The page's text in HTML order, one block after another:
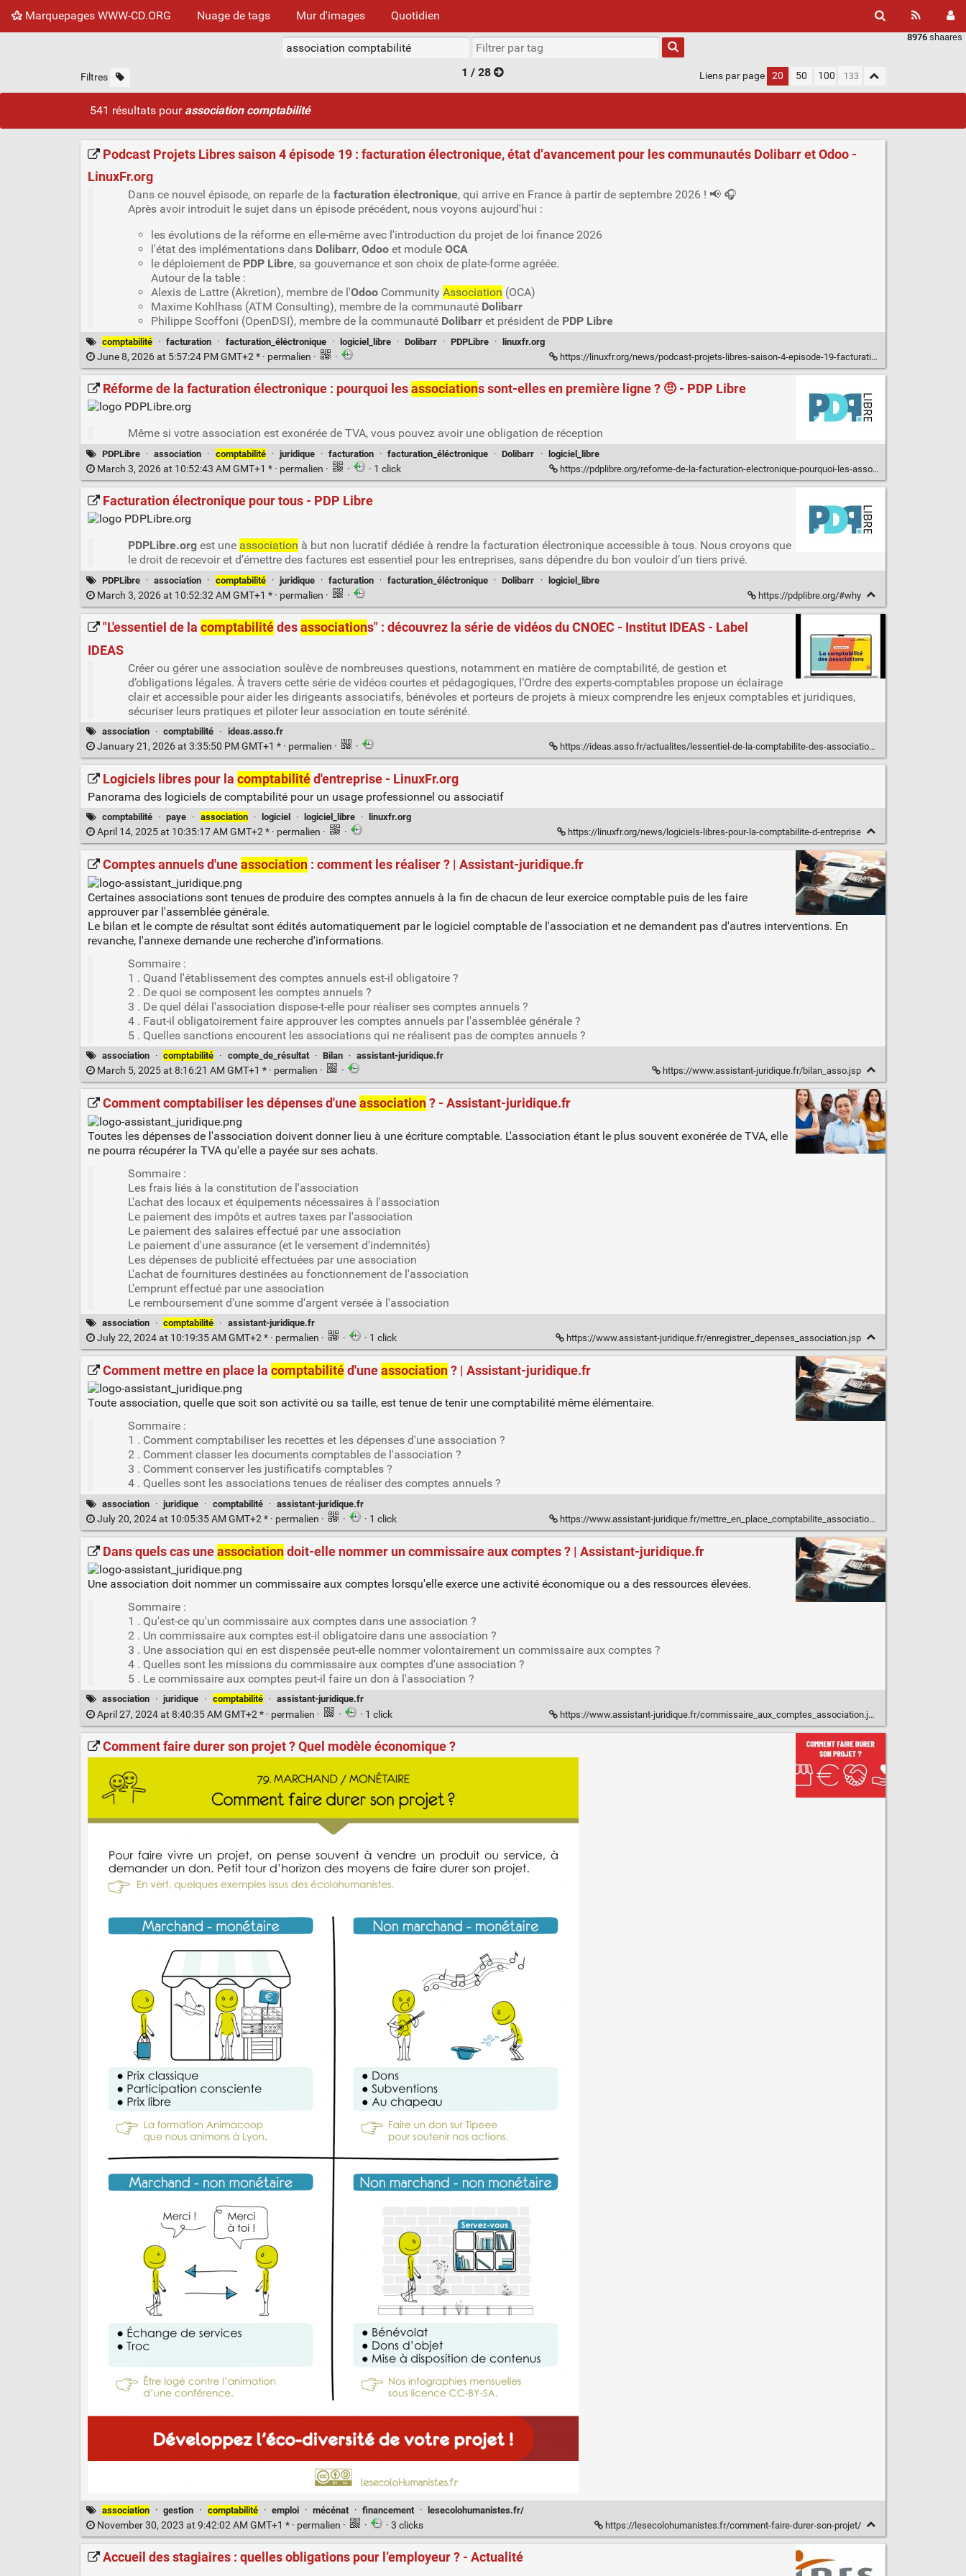
Marquepages WWW-CD.ORG Nuage de tags Mur d'images Quotidien
8976 shaares
Filtres 1 / 28 Liens par page 20 50 100
541 résultats pour association comptabilité
Podcast Projets Libres saison 4 épisode 19 : facturation électronique, état d’avancement pour les communautés Dolibarr et Odoo -
LinuxFr.org
Dans ce nouvel épisode, on reparle de la facturation électronique, qui arrive en France à partir de septembre 2026 ! 📢 🎧
Après avoir introduit le sujet dans un épisode précédent, nous voyons aujourd'hui :
les évolutions de la réforme en elle-même avec l'introduction du projet de loi finance 2026
l'état des implémentations dans Dolibarr, Odooet module OCA
le déploiement de PDP Libre, sa gouvernance et son choix de plate-forme agréée.
Autour de la table :
Alexis de Lattre (Akretion), membre de l'OdooCommunity Association (OCA)
Maxime Kohlhass (ATM Consulting), membre de la communauté Dolibarr
Philippe Scoffoni (OpenDSI), membre de la communauté Dolibarret président de PDP Libre
comptabilité · facturation · facturation_éléctronique · logiciel_libre · Dolibarr · PDPLibre · linuxfr.org
June 8, 2026 at 5:57:24 PM GMT+2 * · permalien · · https://linuxfr.org/news/podcast-projets-libres-saison-4-episode-19-facturation-electronique-etat-d-avancement-pour-les-communautes-dolibarr-et-odoo
Réforme de la facturation électronique : pourquoi lesassociations sont-elles en première ligne ? 🤨 - PDP Libre
Même si votre association est exonérée de TVA, vous pouvez avoir une obligation de réception
PDPLibre · association · comptabilité · juridique · facturation · facturation_éléctronique · Dolibarr · logiciel_libre
March 3, 2026 at 10:52:43 AM GMT+1 * · permalien · · · 1 click https://pdplibre.org/reforme-de-la-facturation-electronique-pourquoi-les-associations-sont-elles-en-premiere-ligne-%f0%9f%a4%a8/
Facturation électronique pour tous - PDP Libre
PDPLibre.orgest une association à but non lucratif dédiée à rendre la facturation électronique accessible à tous. Nous croyons que
le droit de recevoir et d’émettre des factures est essentiel pour les entreprises, sans dépendre du bon vouloir d’un tiers privé.
PDPLibre · association · comptabilité · juridique · facturation · facturation_éléctronique · Dolibarr · logiciel_libre
March 3, 2026 at 10:52:32 AM GMT+1 * · permalien · · https://pdplibre.org/#why
"L'essentiel de la comptabilitédesassociations" : découvrez la série de vidéos du CNOEC - Institut IDEAS - Label
IDEAS
Créer ou gérer une association soulève de nombreuses questions, notamment en matière de comptabilité, de gestion et
d’obligations légales. À travers cette série de vidéos courtes et pédagogiques, l’Ordre des experts-comptables propose un éclairage
clair et accessible pour aider les dirigeants associatifs, bénévoles et porteurs de projets à mieux comprendre les enjeux comptables et juridiques,
sécuriser leurs pratiques et piloter leur association en toute sérénité.
association · comptabilité · ideas.asso.fr
January 21, 2026 at 3:35:50 PM GMT+1 * · permalien · · https://ideas.asso.fr/actualites/lessentiel-de-la-comptabilite-des-associations-decouvrez-la-serie-de-videos-du-cnoec/
Logiciels libres pour la comptabilitéd'entreprise - LinuxFr.org
Panorama des logiciels de comptabilité pour un usage professionnel ou associatif
comptabilité · paye · association · logiciel · logiciel_libre · linuxfr.org
April 14, 2025 at 10:35:17 AM GMT+2 * · permalien · · https://linuxfr.org/news/logiciels-libres-pour-la-comptabilite-d-entreprise
Comptes annuels d'uneassociation: comment les réaliser ? | Assistant-juridique.fr
Certaines associations sont tenues de produire des comptes annuels à la fin de chacun de leur exercice comptable puis de les faire
approuver par l'assemblée générale.
Le bilan et le compte de résultat sont édités automatiquement par le logiciel comptable de l'association et ne demandent pas d'autres interventions. En
revanche, l'annexe demande une recherche d'informations.
Sommaire :
1 . Quand l'établissement des comptes annuels est-il obligatoire ?
2 . De quoi se composent les comptes annuels ?
3 . De quel délai l'association dispose-t-elle pour réaliser ses comptes annuels ?
4 . Faut-il obligatoirement faire approuver les comptes annuels par l'assemblée générale ?
5 . Quelles sanctions encourent les associations qui ne réalisent pas de comptes annuels ?
association · comptabilité · compte_de_résultat · Bilan · assistant-juridique.fr
March 5, 2025 at 8:16:21 AM GMT+1 * · permalien · · https://www.assistant-juridique.fr/bilan_asso.jsp
Comment comptabiliser les dépenses d'uneassociation? - Assistant-juridique.fr
Toutes les dépenses de l'association doivent donner lieu à une écriture comptable. L'association étant le plus souvent exonérée de TVA, elle
ne pourra récupérer la TVA qu'elle a payée sur ses achats.
Sommaire :
Les frais liés à la constitution de l'association
L'achat des locaux et équipements nécessaires à l'association
Le paiement des impôts et autres taxes par l'association
Le paiement des salaires effectué par une association
Le paiement d'une assurance (et le versement d'indemnités)
Les dépenses de publicité effectuées par une association
L'achat de fournitures destinées au fonctionnement de l'association
L'emprunt effectué par une association
Le remboursement d'une somme d'argent versée à l'association
association · comptabilité · assistant-juridique.fr
July 22, 2024 at 10:19:35 AM GMT+2 * · permalien · · · 1 click https://www.assistant-juridique.fr/enregistrer_depenses_association.jsp
Comment mettre en place la comptabilitéd'uneassociation? | Assistant-juridique.fr
Toute association, quelle que soit son activité ou sa taille, est tenue de tenir une comptabilité même élémentaire.
Sommaire :
1 . Comment comptabiliser les recettes et les dépenses d'une association ?
2 . Comment classer les documents comptables de l'association ?
3 . Comment conserver les justificatifs comptables ?
4 . Quelles sont les associations tenues de réaliser des comptes annuels ?
association · juridique · comptabilité · assistant-juridique.fr
July 20, 2024 at 10:05:35 AM GMT+2 * · permalien · · · 1 click https://www.assistant-juridique.fr/mettre_en_place_comptabilite_association.jsp
Dans quels cas uneassociationdoit-elle nommer un commissaire aux comptes ? | Assistant-juridique.fr
Une association doit nommer un commissaire aux comptes lorsqu'elle exerce une activité économique ou a des ressources élevées.
Sommaire :
1 . Qu'est-ce qu'un commissaire aux comptes dans une association ?
2 . Un commissaire aux comptes est-il obligatoire dans une association ?
3 . Une association qui en est dispensée peut-elle nommer volontairement un commissaire aux comptes ?
4 . Quelles sont les missions du commissaire aux comptes d'une association ?
5 . Le commissaire aux comptes peut-il faire un don à l'association ?
association · juridique · comptabilité · assistant-juridique.fr
April 27, 2024 at 8:40:35 AM GMT+2 * · permalien · · · 1 click https://www.assistant-juridique.fr/commissaire_aux_comptes_association.jsp
Comment faire durer son projet ? Quel modèle économique ?
association · gestion · comptabilité · emploi · mécénat · financement · lesecolohumanistes.fr/
November 30, 2023 at 9:42:02 AM GMT+1 * · permalien · · · 3 clicks https://lesecolohumanistes.fr/comment-faire-durer-son-projet/
Accueil des stagiaires : quelles obligations pour l’employeur ? - Actualité